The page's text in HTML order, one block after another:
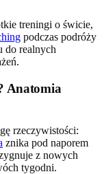
treningi o świcie,
podczas podróży
do realnych
Anatomia
rzeczywistości:
znika pod naporem
z nowych
tygodni.